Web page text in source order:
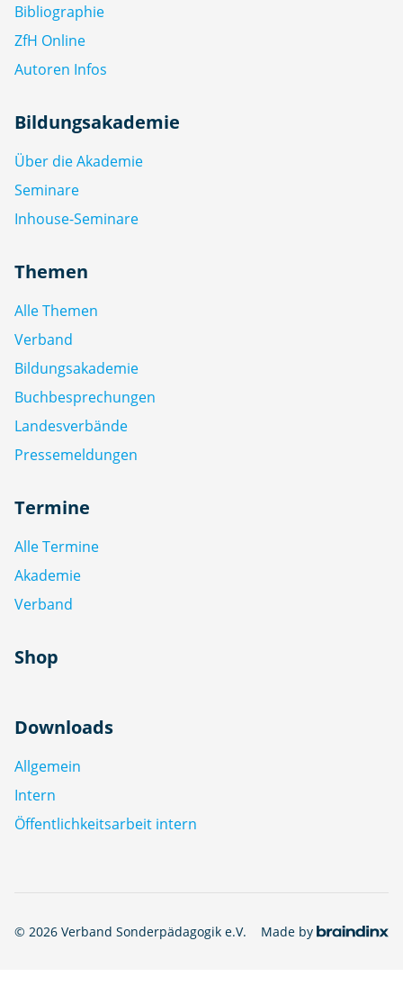
Bibliographie
ZfH Online
Autoren Infos
Bildungsakademie
Über die Akademie
Seminare
Inhouse-Seminare
Themen
Alle Themen
Verband
Bildungsakademie
Buchbesprechungen
Landesverbände
Pressemeldungen
Termine
Alle Termine
Akademie
Verband
Shop
Downloads
Allgemein
Intern
Öffentlichkeitsarbeit intern
© 2026 Verband Sonderpädagogik e.V. Made by